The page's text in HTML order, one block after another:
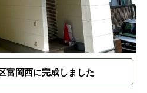
岡西に完成しました